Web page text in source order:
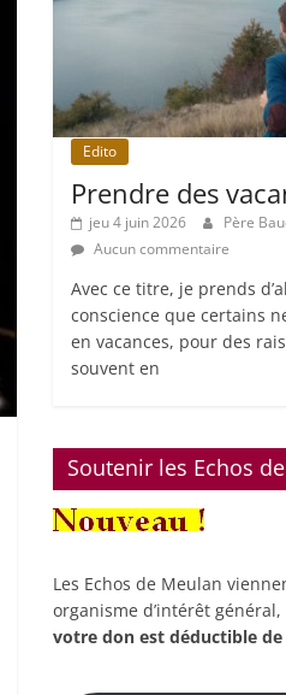
Edito
Prendre des
jeu 4 juin 2026
Père
Aucun commentaire
Avec ce titre, je prends
conscience que certains
en vacances, pour des
souvent en
Soutenir les Echos
Les Echos de Meulan
organisme d’intérêt général,
votre don est déductible